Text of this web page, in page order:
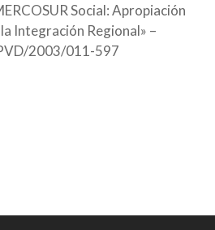
Social: Apropiación
Integración Regional» –
2003/011-597